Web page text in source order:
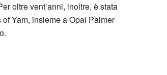
oltre vent’anni, inoltre, è stata
Yam, insieme a Opal Palmer